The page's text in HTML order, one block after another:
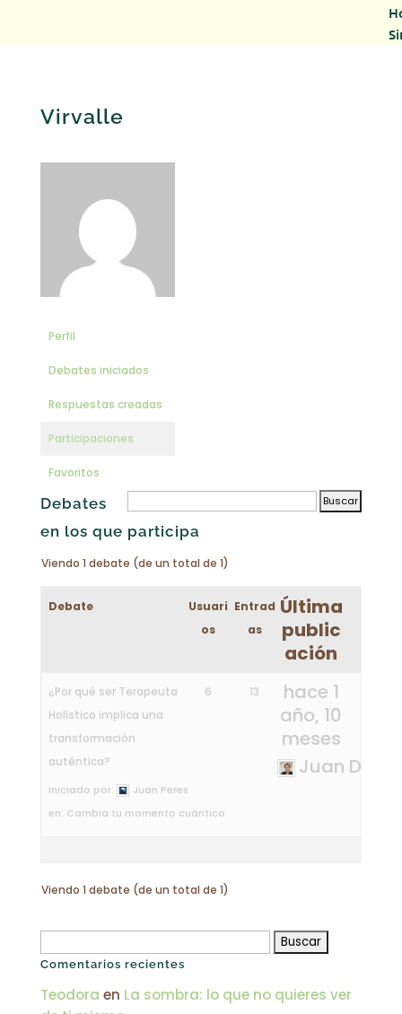
Virvalle
Perfil
Debates iniciados
Respuestas creadas
Participaciones
Favoritos
Debates
en los que participa
Viendo 1 debate (de un total de 1)
Debate
Usuari
os
Entrad
as
Última
public
ación
¿Por qué ser Terapeuta
Holístico implica una
transformación
auténtica?
Iniciado por:
Juan Peres
en: Cambia tu momento cuántico
6 13
hace 1
año, 10
meses
Juan Diego
Viendo 1 debate (de un total de 1)
Comentarios recientes
Teodora en La sombra: lo que no quieres ver